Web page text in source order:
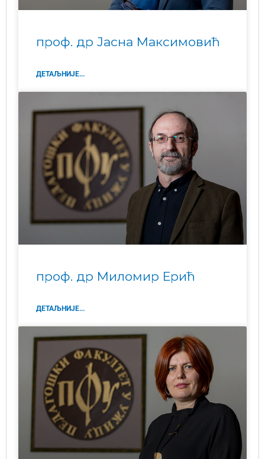
проф. др Јасна Максимовић
ДЕТАЉНИЈЕ...
проф. др Миломир Ерић
ДЕТАЉНИЈЕ...